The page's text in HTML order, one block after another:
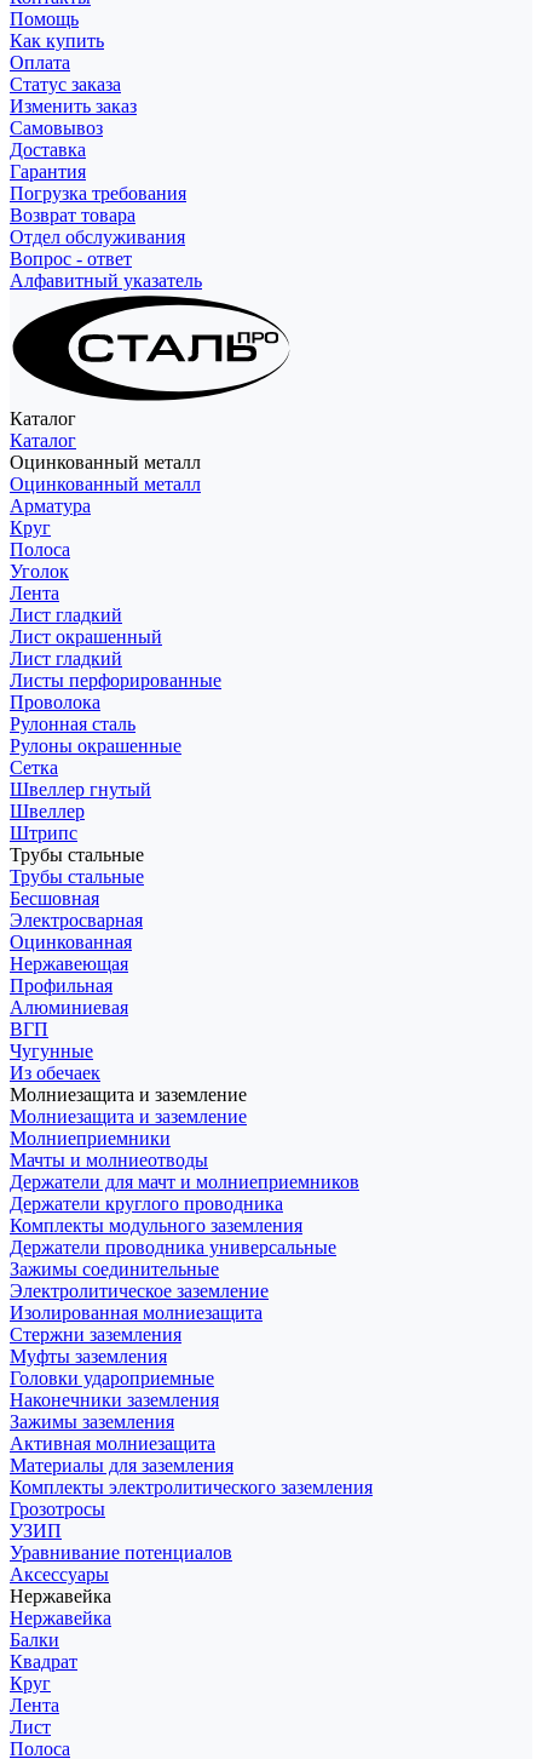
Помощь
Как купить
Оплата
Статус заказа
Изменить заказ
Самовывоз
Доставка
Гарантия
Погрузка требования
Возврат товара
Отдел обслуживания
Вопрос - ответ
Алфавитный указатель
Каталог
Каталог
Оцинкованный металл
Оцинкованный металл
Арматура
Круг
Полоса
Уголок
Лента
Лист гладкий
Лист окрашенный
Лист гладкий
Листы перфорированные
Проволока
Рулонная сталь
Рулоны окрашенные
Сетка
Швеллер гнутый
Швеллер
Штрипс
Трубы стальные
Трубы стальные
Бесшовная
Электросварная
Оцинкованная
Нержавеющая
Профильная
Алюминиевая
ВГП
Чугунные
Из обечаек
Молниезащита и заземление
Молниезащита и заземление
Молниеприемники
Мачты и молниеотводы
Держатели для мачт и молниеприемников
Держатели круглого проводника
Комплекты модульного заземления
Держатели проводника универсальные
Зажимы соединительные
Электролитическое заземление
Изолированная молниезащита
Стержни заземления
Муфты заземления
Головки удароприемные
Наконечники заземления
Зажимы заземления
Активная молниезащита
Материалы для заземления
Комплекты электролитического заземления
Грозотросы
УЗИП
Уравнивание потенциалов
Аксессуары
Нержавейка
Нержавейка
Балки
Квадрат
Круг
Лента
Лист
Полоса